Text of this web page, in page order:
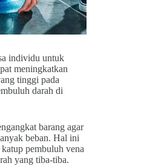
individu untuk
meningkatkan
tinggi pada
darah di
barang agar
beban. Hal ini
pembuluh vena
yang tiba-tiba.